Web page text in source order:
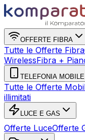
OFFERTE FIBRA
Tutte le Offerte Fibra
WirelessFibra +
TELEFONIA MOBILE
Tutte le Offerte
illimitati
LUCE E GAS
Offerte LuceOfferte